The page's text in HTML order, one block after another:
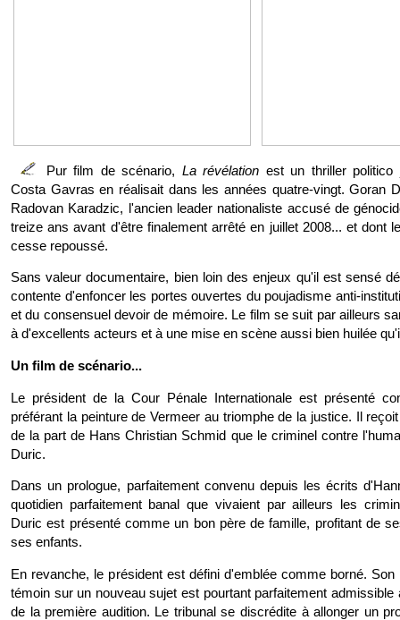
Pur film de scénario, La révélation est un thriller politico
Costa Gavras en réalisait dans les années quatre-vingt. Goran
Radovan Karadzic, l'ancien leader nationaliste accusé de
treize ans avant d'être finalement arrêté en juillet 2008... et dont
cesse repoussé.
Sans valeur documentaire, bien loin des enjeux qu'il est sensé
contente d'enfoncer les portes ouvertes du poujadisme anti-
et du consensuel devoir de mémoire. Le film se suit par ailleurs
à d'excellents acteurs et à une mise en scène aussi bien huilée
Un film de scénario...
Le président de la Cour Pénale Internationale est présenté
préférant la peinture de Vermeer au triomphe de la justice. Il
de la part de Hans Christian Schmid que le criminel contre
Duric.
Dans un prologue, parfaitement convenu depuis les écrits
quotidien parfaitement banal que vivaient par ailleurs les
Duric est présenté comme un bon père de famille, profitant de
ses enfants.
En revanche, le président est défini d'emblée comme borné.
témoin sur un nouveau sujet est pourtant parfaitement admissible
de la première audition. Le tribunal se discrédite à allonger un